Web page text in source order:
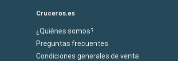
Cruceros.es
¿Quiénes somos?
Preguntas frecuentes
Condiciones generales de venta